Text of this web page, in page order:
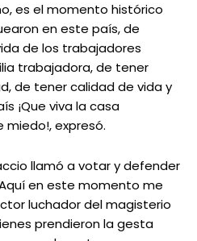
es el momento histórico
en este país, de
de los trabajadores
trabajadora, de tener
de tener calidad de vida y
¡Que viva la casa
expresó.
llamó a votar y defender
en este momento me
luchador del magisterio
prendieron la gesta